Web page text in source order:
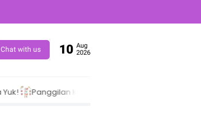
Chat with us 10 Aug
2026
Panggilan Keluarga Dalam Bahasa Korea